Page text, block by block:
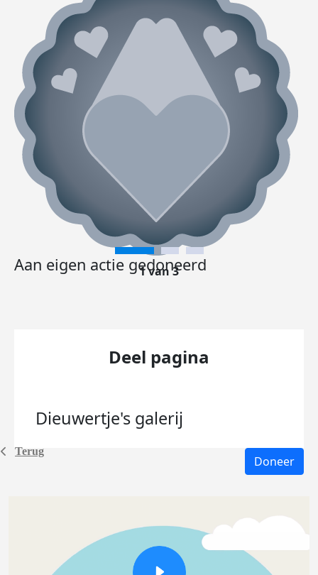
Terug
Aan eigen actie gedoneerd
1 van 3
Deel pagina
Dieuwertje's galerij
Doneer